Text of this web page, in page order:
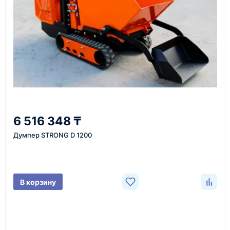
или через онлайн-форму запроса обратного звонка.
Казахстан и СНГ
доставка оборудования в разные города и
регионы
средний срок доставки по большинству поставок
проверка товара перед отправкой клиенту
6 516 348 ₸
Думпер STRONG D 1200
В корзину